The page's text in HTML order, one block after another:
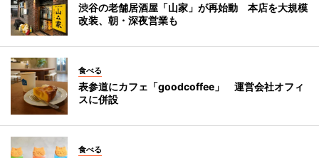
渋谷の老舗居酒屋「山家」が再始動 本店を大規模
改装、朝・深夜営業も
食べる
表参道にカフェ「goodcoffee」 運営会社オフィ
スに併設
食べる